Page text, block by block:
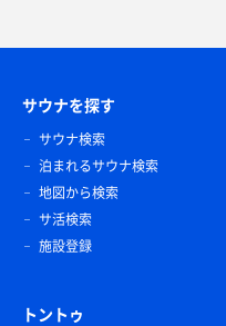
サウナを探す
サウナ検索
泊まれるサウナ検索
地図から検索
サ活検索
施設登録
トントゥ